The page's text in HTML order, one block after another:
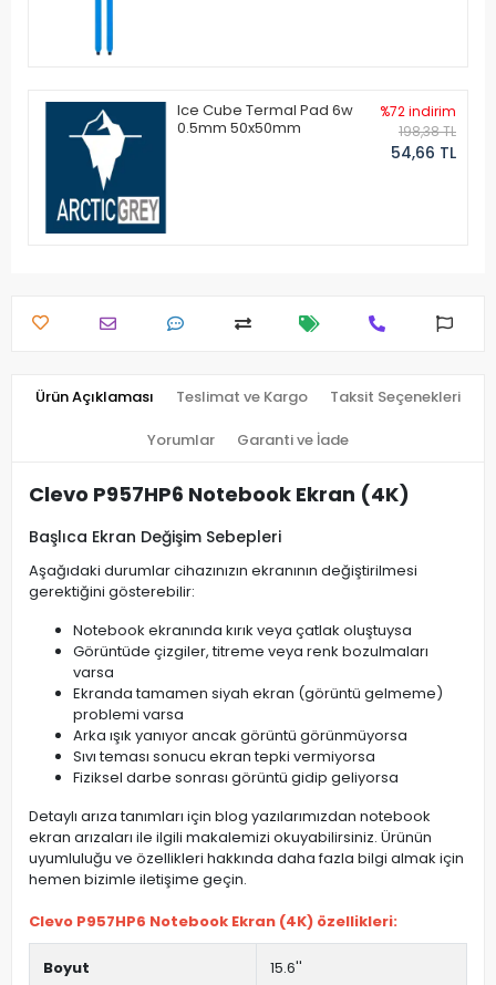
Ice Cube Termal Pad 6w
0.5mm 50x50mm
%72 indirim
198,38 TL
54,66 TL
Ürün Açıklaması Teslimat ve Kargo Taksit Seçenekleri
Yorumlar Garanti ve İade
Clevo P957HP6 Notebook Ekran (4K)
Başlıca Ekran Değişim Sebepleri
Aşağıdaki durumlar cihazınızın ekranının değiştirilmesi
gerektiğini gösterebilir:
Notebook ekranında kırık veya çatlak oluştuysa
Görüntüde çizgiler, titreme veya renk bozulmaları
varsa
Ekranda tamamen siyah ekran (görüntü gelmeme)
problemi varsa
Arka ışık yanıyor ancak görüntü görünmüyorsa
Sıvı teması sonucu ekran tepki vermiyorsa
Fiziksel darbe sonrası görüntü gidip geliyorsa
Detaylı arıza tanımları için blog yazılarımızdan notebook
ekran arızaları ile ilgili makalemizi okuyabilirsiniz. Ürünün
uyumluluğu ve özellikleri hakkında daha fazla bilgi almak için
hemen bizimle iletişime geçin.
Clevo P957HP6 Notebook Ekran (4K) özellikleri:
Boyut 15.6''